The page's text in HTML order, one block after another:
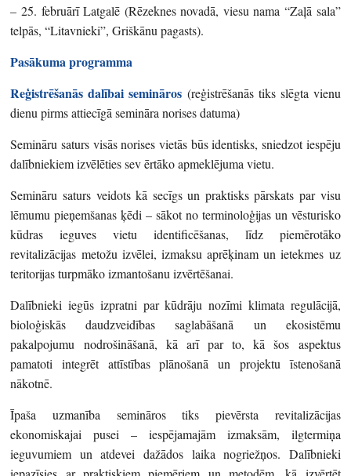
– 25. februārī Latgalē (Rēzeknes novadā, viesu nama “Zaļā sala”
telpās, “Litavnieki”, Griškānu pagasts).
Pasākuma programma
Reģistrēšanās dalībai semināros (reģistrēšanās tiks slēgta vienu
dienu pirms attiecīgā semināra norises datuma)
Semināru saturs visās norises vietās būs identisks, sniedzot iespēju
dalībniekiem izvēlēties sev ērtāko apmeklējuma vietu.
Semināru saturs veidots kā secīgs un praktisks pārskats par visu
lēmumu pieņemšanas ķēdi – sākot no terminoloģijas un vēsturisko
kūdras ieguves vietu identificēšanas, līdz piemērotāko
revitalizācijas metožu izvēlei, izmaksu aprēķinam un ietekmes uz
teritorijas turpmāko izmantošanu izvērtēšanai.
Dalībnieki iegūs izpratni par kūdrāju nozīmi klimata regulācijā,
bioloģiskās daudzveidības saglabāšanā un ekosistēmu
pakalpojumu nodrošināšanā, kā arī par to, kā šos aspektus
pamatoti integrēt attīstības plānošanā un projektu īstenošanā
nākotnē.
Īpaša uzmanība semināros tiks pievērsta revitalizācijas
ekonomiskajai pusei – iespējamajām izmaksām, ilgtermiņa
ieguvumiem un atdevei dažādos laika nogriežņos. Dalībnieki